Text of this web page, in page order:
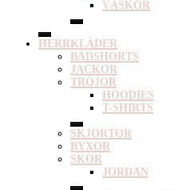
VÄSKOR
HERRKLÄDER
BADSHORTS
JACKOR
TRÖJOR
HOODIES
T-SHIRTS
SKJORTOR
BYXOR
SKOR
JORDAN